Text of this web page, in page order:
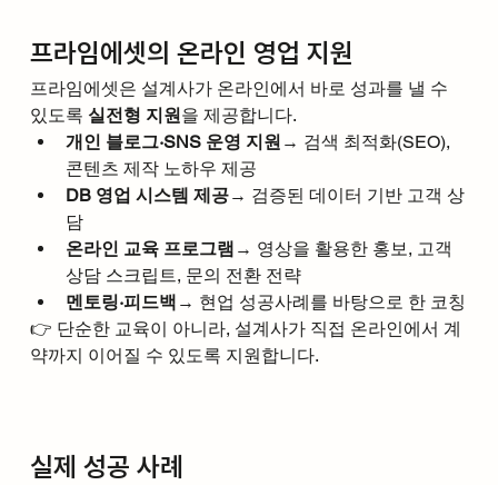
프라임에셋의 온라인 영업 지원
프라임에셋은 설계사가 온라인에서 바로 성과를 낼 수
있도록 실전형 지원을 제공합니다.
개인 블로그·SNS 운영 지원 → 검색 최적화(SEO),
콘텐츠 제작 노하우 제공
DB 영업 시스템 제공→ 검증된 데이터 기반 고객 상
담
온라인 교육 프로그램 → 영상을 활용한 홍보, 고객
상담 스크립트, 문의 전환 전략
멘토링·피드백 → 현업 성공사례를 바탕으로 한 코칭
👉 단순한 교육이 아니라, 설계사가 직접 온라인에서 계
약까지 이어질 수 있도록 지원합니다.
실제 성공 사례